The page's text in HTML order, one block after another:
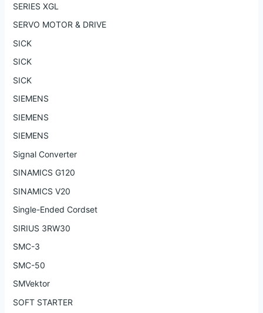
SERIES XGL
SERVO MOTOR & DRIVE
SICK
SICK
SICK
SIEMENS
SIEMENS
SIEMENS
Signal Converter
SINAMICS G120
SINAMICS V20
Single-Ended Cordset
SIRIUS 3RW30
SMC-3
SMC-50
SMVektor
SOFT STARTER